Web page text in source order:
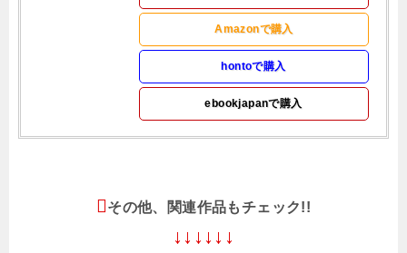
Amazonで購入
hontoで購入
ebookjapanで購入
その他、関連作品もチェック!!
↓↓↓↓↓↓